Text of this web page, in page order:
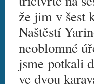
že jim v šest
Naštěstí
neoblomné
jsme potkali
ve dvou